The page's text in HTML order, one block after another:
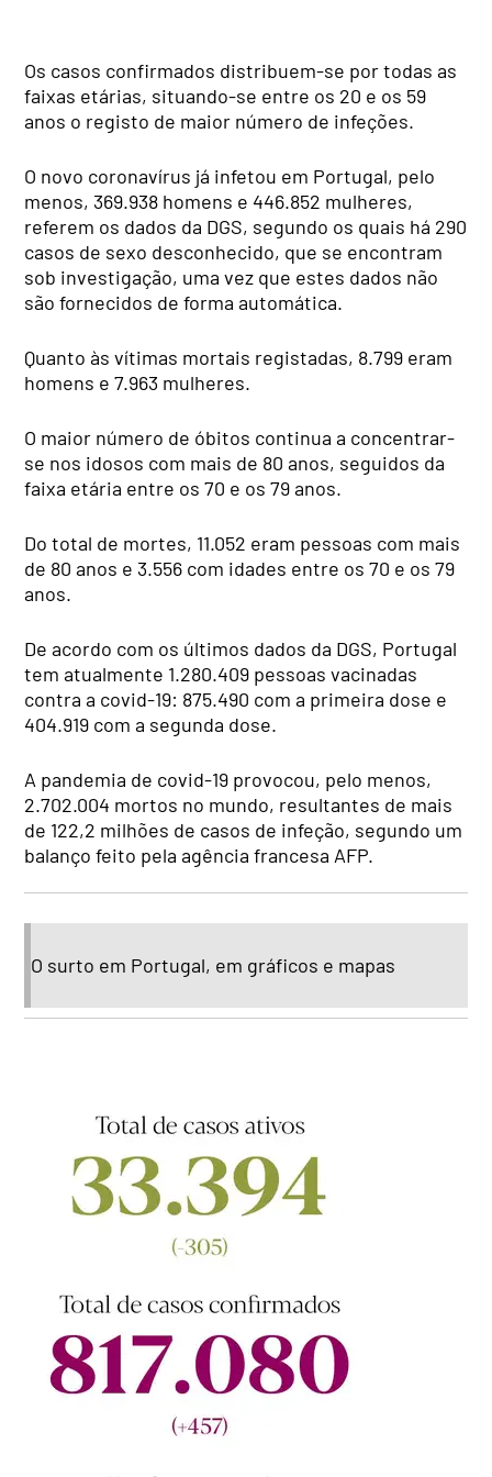
Os casos confirmados distribuem-se por todas as
faixas etárias, situando-se entre os 20 e os 59
anos o registo de maior número de infeções.
O novo coronavírus já infetou em Portugal, pelo
menos, 369.938 homens e 446.852 mulheres,
referem os dados da DGS, segundo os quais há 290
casos de sexo desconhecido, que se encontram
sob investigação, uma vez que estes dados não
são fornecidos de forma automática.
Quanto às vítimas mortais registadas, 8.799 eram
homens e 7.963 mulheres.
O maior número de óbitos continua a concentrar-
se nos idosos com mais de 80 anos, seguidos da
faixa etária entre os 70 e os 79 anos.
Do total de mortes, 11.052 eram pessoas com mais
de 80 anos e 3.556 com idades entre os 70 e os 79
anos.
De acordo com os últimos dados da DGS, Portugal
tem atualmente 1.280.409 pessoas vacinadas
contra a covid-19: 875.490 com a primeira dose e
404.919 com a segunda dose.
A pandemia de covid-19 provocou, pelo menos,
2.702.004 mortos no mundo, resultantes de mais
de 122,2 milhões de casos de infeção, segundo um
balanço feito pela agência francesa AFP.
O surto em Portugal, em gráficos e mapas